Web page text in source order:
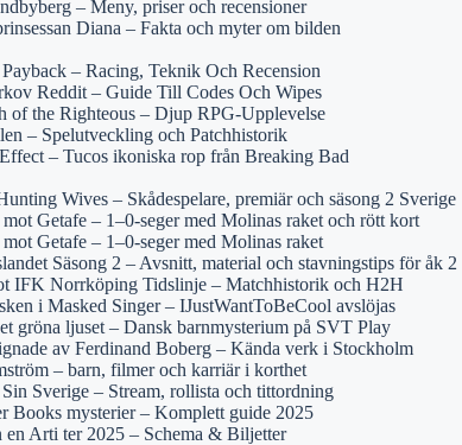
– Meny, priser och recensioner
Diana – Fakta och myter om bilden
– Racing, Teknik Och Recension
Reddit – Guide Till Codes Och Wipes
of the Righteous – Djup RPG-Upplevelse
– Spelutveckling och Patchhistorik
– Tucos ikoniska rop från Breaking Bad
Wives – Skådespelare, premiär och säsong 2 Sverige
Getafe – 1–0-seger med Molinas raket och rött kort
Getafe – 1–0-seger med Molinas raket
Säsong 2 – Avsnitt, material och stavningstips för åk 2
IFK Norrköping Tidslinje – Matchhistorik och H2H
i Masked Singer – IJustWantToBeCool avslöjas
gröna ljuset – Dansk barnmysterium på SVT Play
av Ferdinand Boberg – Kända verk i Stockholm
– barn, filmer och karriär i korthet
Sverige – Stream, rollista och tittordning
Books mysterier – Komplett guide 2025
en Arti ter 2025 – Schema & Biljetter